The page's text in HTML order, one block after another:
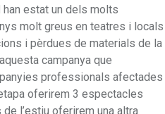
han estat un dels molts
molt greus en teatres i locals
i pèrdues de materials de la
campanya que
professionals afectades
oferirem 3 espectacles
l’estiu oferirem una altra